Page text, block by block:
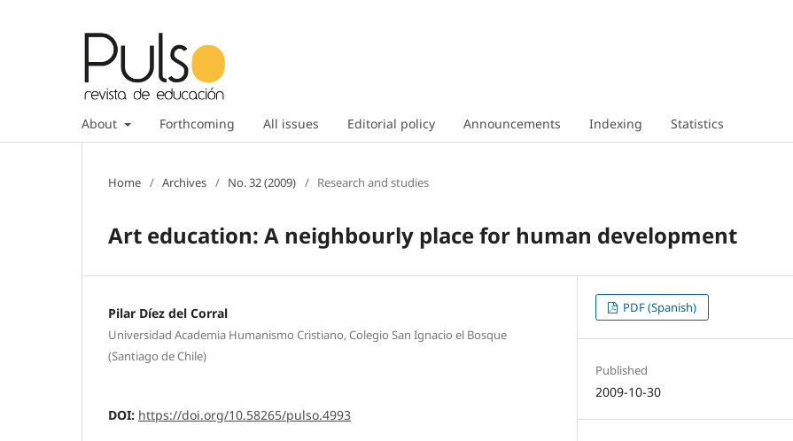
About Forthcoming All issues Editorial policy Announcements Indexing Statistics
Home / Archives / No. 32 (2009) / Research and studies
Art education: A neighbourly place for human development
Pilar Díez del Corral
Universidad Academia Humanismo Cristiano, Colegio San Ignacio el Bosque
(Santiago de Chile)
DOI: https://doi.org/10.58265/pulso.4993
PDF (Spanish)
Published
2009-10-30